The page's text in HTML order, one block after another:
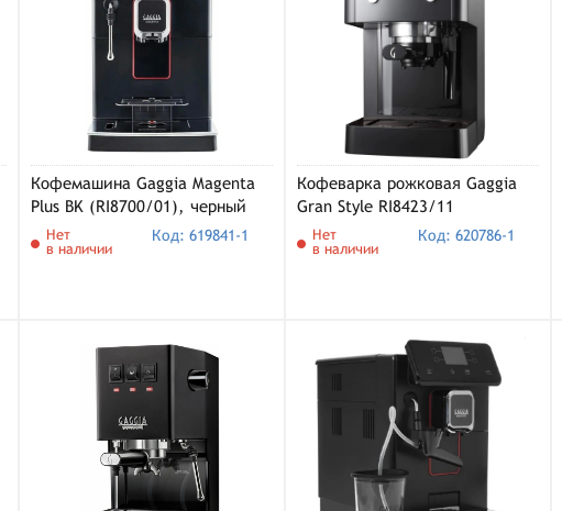
Кофемашина Gaggia Magenta
Plus BK (RI8700/01), черный
Нет
в наличии
Код: 619841-1
Кофеварка рожковая Gaggia
Gran Style RI8423/11
Нет
в наличии
Код: 620786-1